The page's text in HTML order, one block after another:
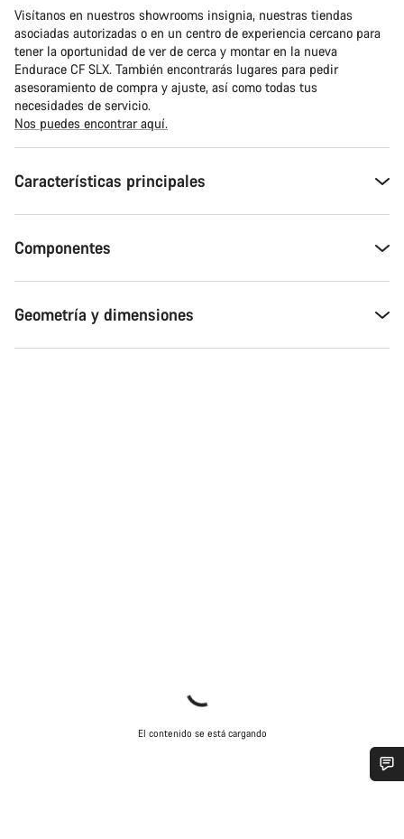
Visítanos en nuestros showrooms insignia, nuestras tiendas
asociadas autorizadas o en un centro de experiencia cercano para
tener la oportunidad de ver de cerca y montar en la nueva
Endurace CF SLX. También encontrarás lugares para pedir
asesoramiento de compra y ajuste, así como todas tus
necesidades de servicio.
Nos puedes encontrar aquí.
Características principales
Componentes
Geometría y dimensiones
El contenido se está cargando